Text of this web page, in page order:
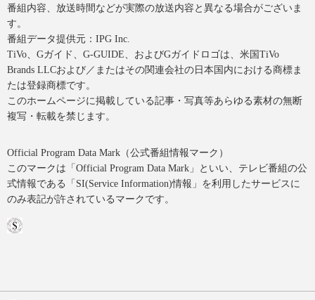
番組内容、放送時間などが実際の放送内容と異なる場合がございま
す。
番組データ提供元：IPG Inc.
TiVo、Gガイド、G-GUIDE、およびGガイドロゴは、米国TiVo
Brands LLCおよび／またはその関連会社の日本国内における商標ま
たは登録商標です。
このホームページに掲載している記事・写真等あらゆる素材の無断
複写・転載を禁じます。
Official Program Data Mark（公式番組情報マーク）
このマークは「Official Program Data Mark」といい、テレビ番組の公
式情報である「SI(Service Information)情報」を利用したサービスに
のみ表記が許されているマークです。